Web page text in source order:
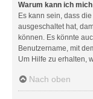
Warum kann ich
Es kann sein, dass
ausgeschaltet hat,
können. Es könnte
Benutzername, mit
Um Hilfe zu erhalten,
Nach oben